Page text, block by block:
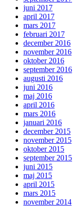
juni 2017
april 2017
mars 2017
februari 2017
december 2016
november 2016
oktober 2016
september 2016
augusti 2016
juni 2016
maj 2016
april 2016
mars 2016
januari 2016
december 2015
november 2015
oktober 2015
september 2015
juni 2015
maj 2015
april 2015
mars 2015
november 2014